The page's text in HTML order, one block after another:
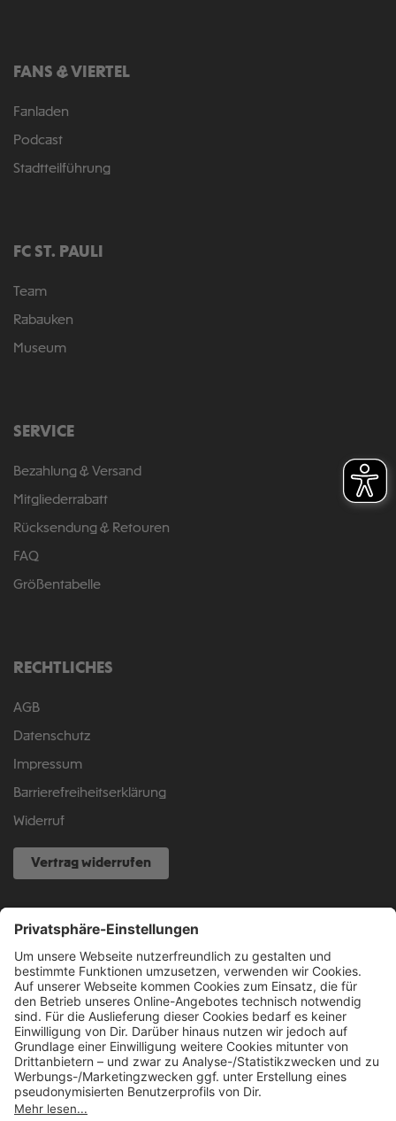
FANS & VIERTEL
Fanladen
Podcast
Stadtteilführung
FC ST. PAULI
Team
Rabauken
Museum
SERVICE
Bezahlung & Versand
Mitgliederrabatt
Rücksendung & Retouren
FAQ
Größentabelle
RECHTLICHES
AGB
Datenschutz
Impressum
Barrierefreiheitserklärung
Widerruf
Vertrag widerrufen
NOCH FRAGEN?
040 317 874 888
info@fcsp-shop.com